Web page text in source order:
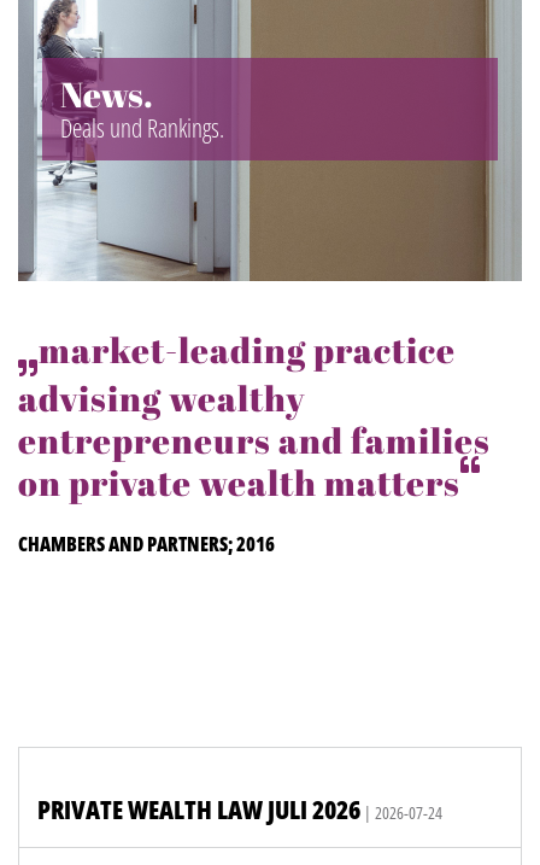
News.
Deals und Rankings.
market-leading practice
advising wealthy
entrepreneurs and families
on private wealth matters
CHAMBERS AND PARTNERS; 2016
PRIVATE WEALTH LAW JULI 2026 | 2026-07-24